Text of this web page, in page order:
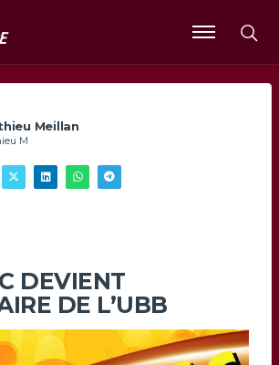
Ouvrir
le
Meillan
M
DEVIENT
DE L’UBB